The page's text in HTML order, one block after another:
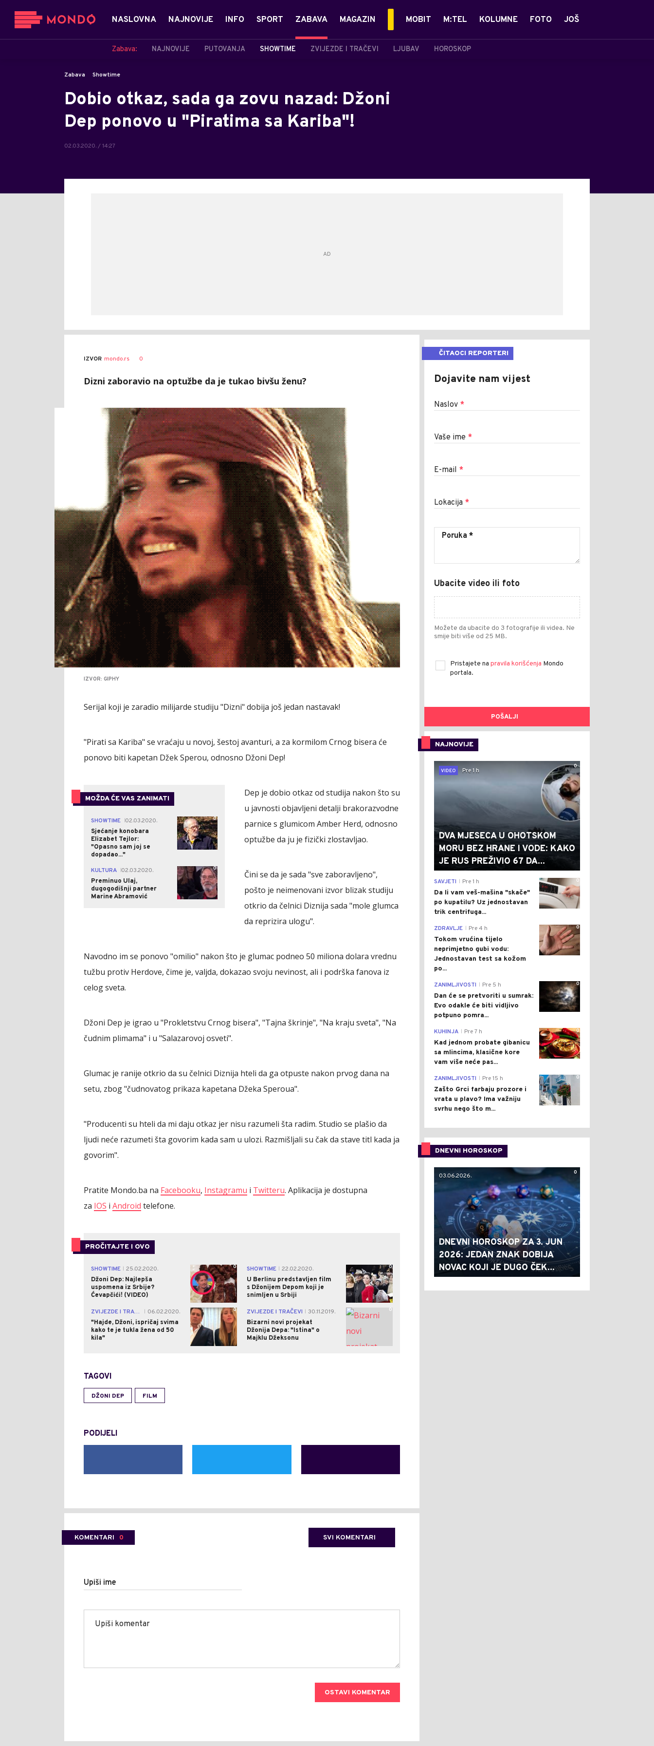
NASLOVNA NAJNOVIJE INFO SPORT ZABAVA
Zabava: NAJNOVIJE PUTOVANJA SHOWTIME ZVIJEZDE I TRAČEVI LJUBAV HOROSKOP
MAGAZIN MOBIT M:TEL KOLUMNE FOTO JOŠ
Zabava Showtime
Dobio otkaz, sada ga zovu nazad: Džoni
Dep ponovo u "Piratima sa Kariba"!
02.03.2020. / 14:27
IZVOR mondo.rs 0
Dizni zaboravio na optužbe da je tukao bivšu ženu?
IZVOR: GIPHY
Serijal koji je zaradio milijarde studiju "Dizni" dobija još jedan nastavak!
"Pirati sa Kariba" se vraćaju u novoj, šestoj avanturi, a za kormilom Crnog bisera će
ponovo biti kapetan Džek Sperou, odnosno Džoni Dep!
MOŽDA ĆE VAS ZANIMATI
SHOWTIME
02.03.2020.
Sjećanje konobara
Elizabet Tejlor:
"Opasno sam joj se
dopadao..."
0
KULTURA
02.03.2020.
Preminuo Ulaj,
dugogodišnji partner
Marine Abramović
0
Dep je dobio otkaz od studija nakon što su
u javnosti objavljeni detalji brakorazvodne
parnice s glumicom Amber Herd, odnosno
optužbe da ju je fizički zlostavljao.
Čini se da je sada "sve zaboravljeno",
pošto je neimenovani izvor blizak studiju
otkrio da čelnici Diznija sada "mole glumca
da reprizira ulogu".
Navodno im se ponovo "omilio" nakon što je glumac podneo 50 miliona dolara vrednu
tužbu protiv Herdove, čime je, valjda, dokazao svoju nevinost, ali i podrška fanova iz
celog sveta.
Džoni Dep je igrao u "Prokletstvu Crnog bisera", "Tajna škrinje", "Na kraju sveta", "Na
čudnim plimama" i u "Salazarovoj osveti".
Glumac je ranije otkrio da su čelnici Diznija hteli da ga otpuste nakon prvog dana na
setu, zbog "čudnovatog prikaza kapetana Džeka Speroua".
"Producenti su hteli da mi daju otkaz jer nisu razumeli šta radim. Studio se plašio da
ljudi neće razumeti šta govorim kada sam u ulozi. Razmišljali su čak da stave titl kada ja
govorim".
Pratite Mondo.ba na Facebooku, Instagramu i Twitteru. Aplikacija je dostupna
za IOS i Android telefone.
PROČITAJTE I OVO
SHOWTIME
25.02.2020.
Džoni Dep: Najlepša
uspomena iz Srbije?
Ćevapčići! (VIDEO)
0 SHOWTIME
22.02.2020.
U Berlinu predstavljen film
s Džonijem Depom koji je
snimljen u Srbiji
0
ZVIJEZDE I TRAČEVI
06.02.2020.
"Hajde, Džoni, ispričaj svima
kako te je tukla žena od 50
kila"
0 ZVIJEZDE I TRAČEVI
30.11.2019.
Bizarni novi projekat
Džonija Depa: "Istina" o
Majklu Džeksonu
0
TAGOVI
DŽONI DEP FILM
PODIJELI
KOMENTARI 0 SVI KOMENTARI
Upiši ime
OSTAVI KOMENTAR
ČITAOCI REPORTERI
Dojavite nam vijest
Naslov *
Vaše ime *
E-mail *
Lokacija *
Ubacite video ili foto
Možete da ubacite do 3 fotografije ili videa. Ne
smije biti više od 25 MB.
Pristajete na pravila korišćenja Mondo
portala.
POŠALJI
NAJNOVIJE
0
VIDEO
Pre 1 h
DVA MJESECA U OHOTSKOM
MORU BEZ HRANE I VODE: KAKO
JE RUS PREŽIVIO 67 DA...
0
SAVJETI Pre 1 h
Da li vam veš-mašina "skače"
po kupatilu? Uz jednostavan
trik centrifuga...
0
ZDRAVLJE Pre 4 h
Tokom vrućina tijelo
neprimjetno gubi vodu:
Jednostavan test sa kožom
po...
0
ZANIMLJIVOSTI Pre 5 h
Dan će se pretvoriti u sumrak:
Evo odakle će biti vidljivo
potpuno pomra...
0
KUHINJA Pre 7 h
Kad jednom probate gibanicu
sa mlincima, klasične kore
vam više neće pas...
0
ZANIMLJIVOSTI Pre 15 h
Zašto Grci farbaju prozore i
vrata u plavo? Ima važniju
svrhu nego što m...
DNEVNI HOROSKOP
0
03.06.2026.
DNEVNI HOROSKOP ZA 3. JUN
2026: JEDAN ZNAK DOBIJA
NOVAC KOJI JE DUGO ČEK...